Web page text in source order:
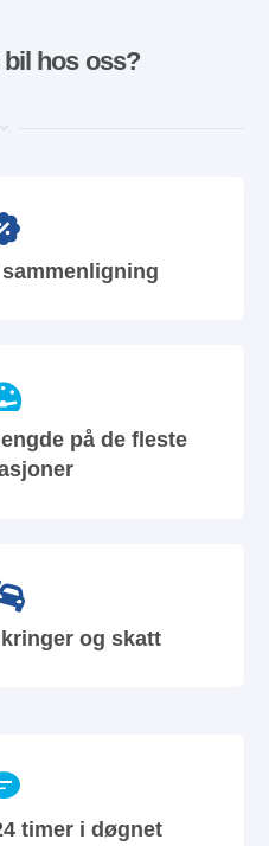
hos oss?
på de fleste
og skatt
timer i døgnet